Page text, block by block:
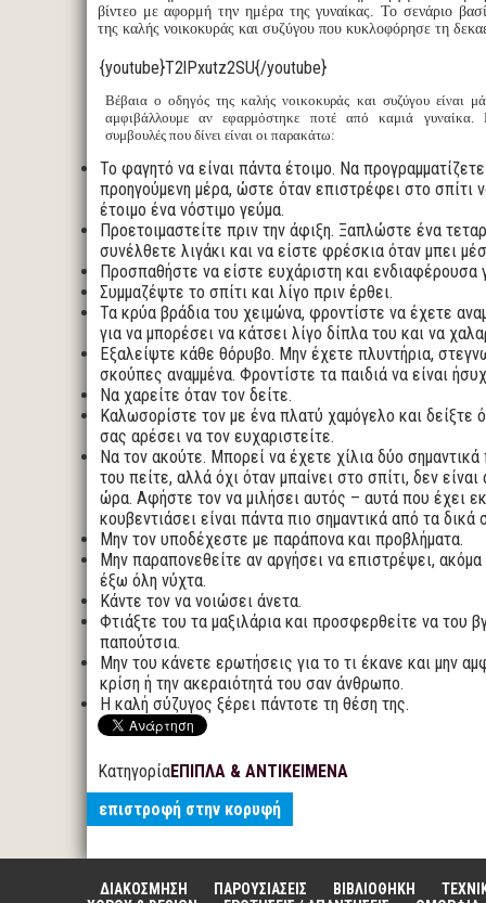
βίντεο με αφορμή την ημέρα της γυναίκας. Το σενάριο
της καλής νοικοκυράς και συζύγου που κυκλοφόρησε τη
{youtube}T2lPxutz2SU{/youtube}
Βέβαια ο οδηγός της καλής νοικοκυράς και συζύγου είναι
αμφιβάλλουμε αν εφαρμόστηκε ποτέ από καμιά γυναίκα.
συμβουλές που δίνει είναι οι παρακάτω:
Το φαγητό να είναι πάντα έτοιμο. Να
προηγούμενη μέρα, ώστε όταν επιστρέφει στο σπίτι
έτοιμο ένα νόστιμο γεύμα.
Προετοιμαστείτε πριν την άφιξη. Ξαπλώστε ένα
συνέλθετε λιγάκι και να είστε φρέσκια όταν μπει
Προσπαθήστε να είστε ευχάριστη και ενδιαφέρουσα
Συμμαζέψτε το σπίτι και λίγο πριν έρθει.
Τα κρύα βράδια του χειμώνα, φροντίστε να έχετε
για να μπορέσει να κάτσει λίγο δίπλα του και να
Εξαλείψτε κάθε θόρυβο. Μην έχετε πλυντήρια,
σκούπες αναμμένα. Φροντίστε τα παιδιά να είναι
Να χαρείτε όταν τον δείτε.
Καλωσορίστε τον με ένα πλατύ χαμόγελο και δείξτε
σας αρέσει να τον ευχαριστείτε.
Να τον ακούτε. Μπορεί να έχετε χίλια δύο σημαντικά
του πείτε, αλλά όχι όταν μπαίνει στο σπίτι, δεν
ώρα. Αφήστε τον να μιλήσει αυτός – αυτά που έχει
κουβεντιάσει είναι πάντα πιο σημαντικά από τα δικά
Μην τον υποδέχεστε με παράπονα και προβλήματα.
Μην παραπονεθείτε αν αργήσει να επιστρέψει, ακόμα
έξω όλη νύχτα.
Κάντε τον να νοιώσει άνετα.
Φτιάξτε του τα μαξιλάρια και προσφερθείτε να του
παπούτσια.
Μην του κάνετε ερωτήσεις για το τι έκανε και μην
κρίση ή την ακεραιότητά του σαν άνθρωπο.
Η καλή σύζυγος ξέρει πάντοτε τη θέση της.
ΚατηγορίαΕΠΙΠΛΑ & ΑΝΤΙΚΕΙΜΕΝΑ
επιστροφή στην κορυφή
ΔΙΑΚΟΣΜΗΣΗ ΠΑΡΟΥΣΙΑΣΕΙΣ ΒΙΒΛΙΟΘΗΚΗ